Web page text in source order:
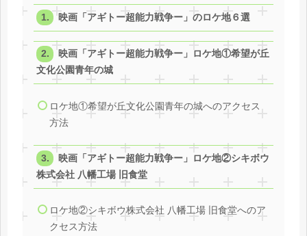
映画「アギトー超能力戦争ー」のロケ地６選
映画「アギトー超能力戦争ー」ロケ地①希望が丘
文化公園青年の城
ロケ地①希望が丘文化公園青年の城へのアクセス
方法
映画「アギトー超能力戦争ー」ロケ地②シキボウ
株式会社 八幡工場 旧食堂
ロケ地②シキボウ株式会社 八幡工場 旧食堂へのア
クセス方法